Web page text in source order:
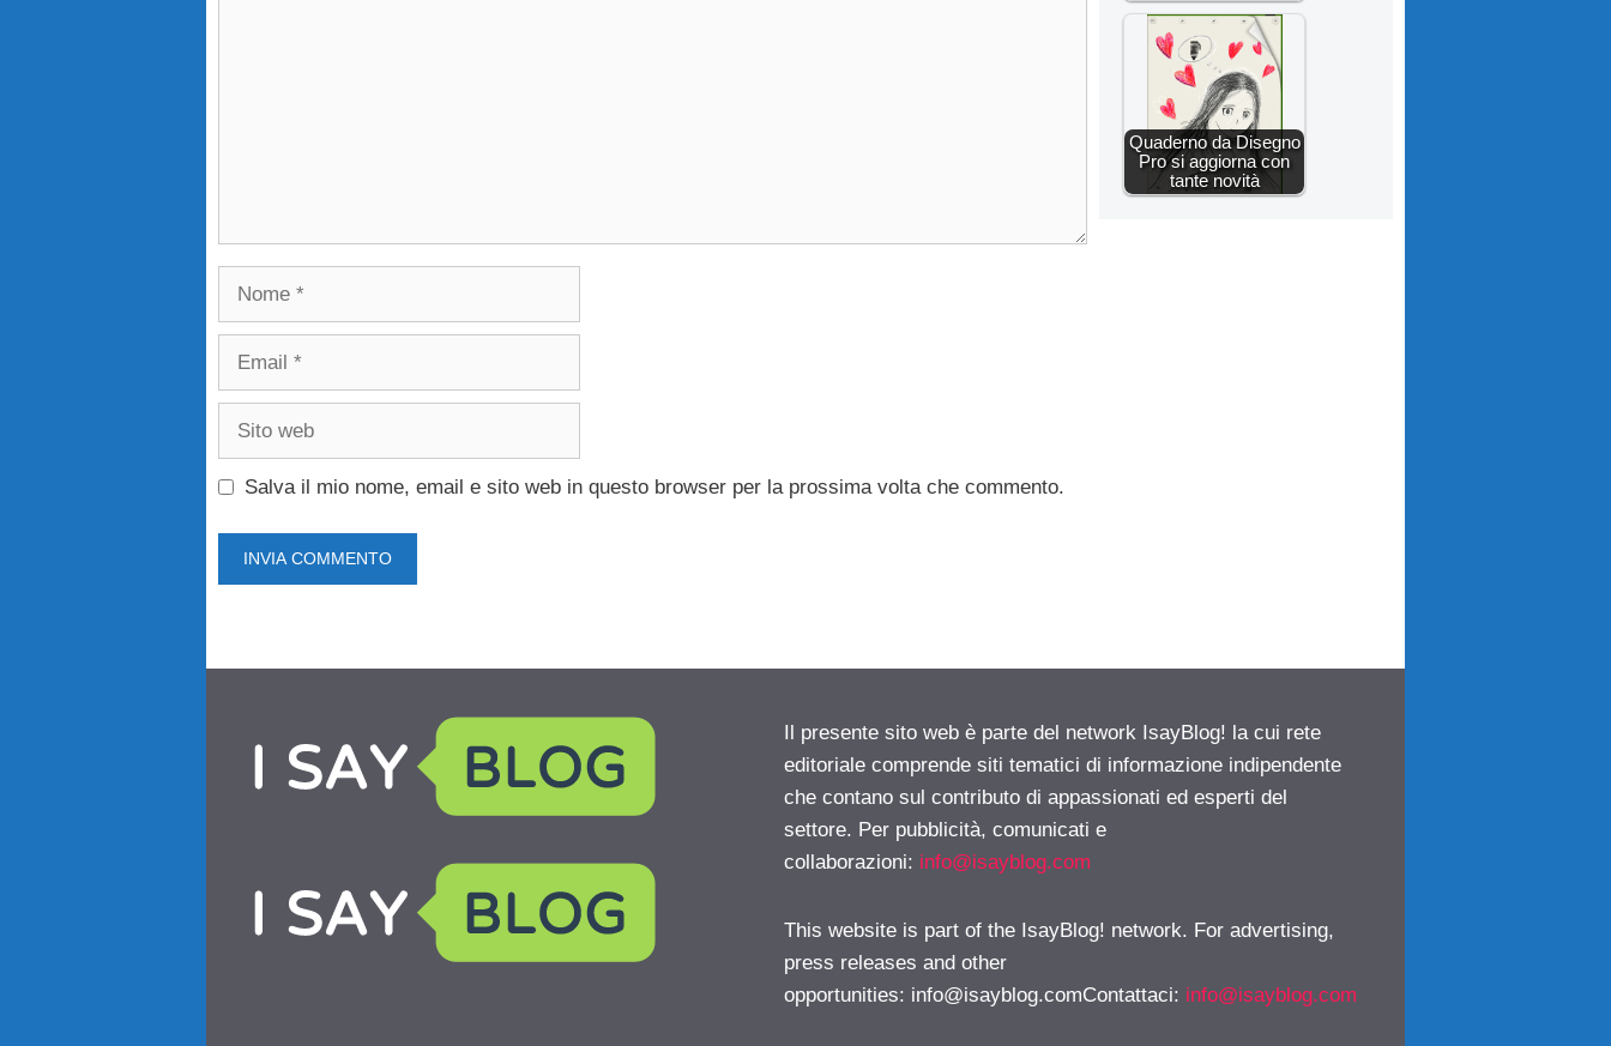
Nome
Email
Sito
Salva il mio nome, email e sito web in questo browser per la prossima volta che commento.
Quaderno da Disegno
Pro si aggiorna con
tante novità
Il presente sito web è parte del network IsayBlog! la cui rete
editoriale comprende siti tematici di informazione indipendente
che contano sul contributo di appassionati ed esperti del
settore. Per pubblicità, comunicati e
collaborazioni: info@isayblog.com
This website is part of the IsayBlog! network. For advertising,
press releases and other
opportunities: info@isayblog.comContattaci: info@isayblog.com